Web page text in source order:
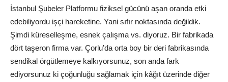
İstanbul Şubeler Platformu fiziksel gücünü aşan oranda etki
edebiliyordu işçi hareketine. Yani sıfır noktasında değildik.
Şimdi küreselleşme, esnek çalışma vs. diyoruz. Bir fabrikada
dört taşeron firma var. Çorlu’da orta boy bir deri fabrikasında
sendikal örgütlemeye kalkıyorsunuz, son anda fark
ediyorsunuz ki çoğunluğu sağlamak için kâğıt üzerinde diğer